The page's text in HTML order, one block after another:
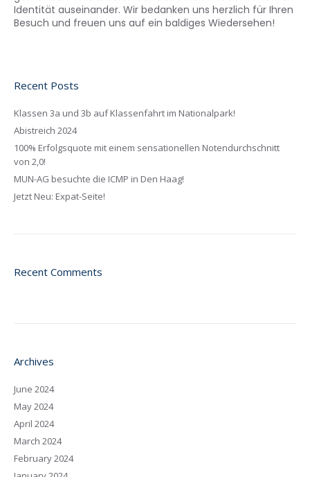
Identität auseinander. Wir bedanken uns herzlich für Ihren
Besuch und freuen uns auf ein baldiges Wiedersehen!
Recent Posts
Klassen 3a und 3b auf Klassenfahrt im Nationalpark!
Abistreich 2024
100% Erfolgsquote mit einem sensationellen Notendurchschnitt
von 2,0!
MUN-AG besuchte die ICMP in Den Haag!
Jetzt Neu: Expat-Seite!
Recent Comments
Archives
June 2024
May 2024
April 2024
March 2024
February 2024